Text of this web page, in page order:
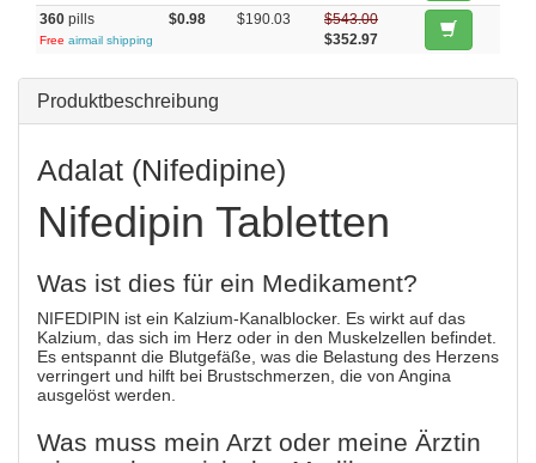
360 pills
Free airmail shipping
$0.98 $190.03
$543.00
$352.97
Produktbeschreibung
Adalat (Nifedipine)
Nifedipin Tabletten
Was ist dies für ein Medikament?
NIFEDIPIN ist ein Kalzium-Kanalblocker. Es wirkt auf das
Kalzium, das sich im Herz oder in den Muskelzellen befindet.
Es entspannt die Blutgefäße, was die Belastung des Herzens
verringert und hilft bei Brustschmerzen, die von Angina
ausgelöst werden.
Was muss mein Arzt oder meine Ärztin